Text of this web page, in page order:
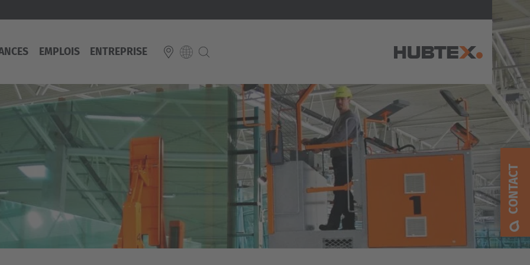
EMPLOIS ENTREPRISE
Deutsch
republika
Français
Nederlands
AMERICA
Brasil
Português
United States
English
ASIA/PACIFIC
CONTACT